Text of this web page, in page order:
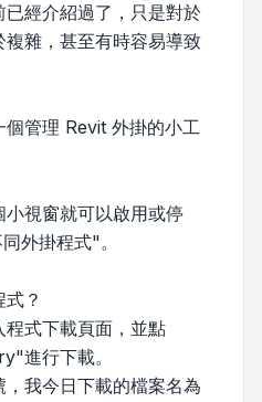
經介紹過了，只是對於
雜，甚至有時容易導致
管理 Revit 外掛的小工
視窗就可以啟用或停
外掛程式"。
？
程式下載頁面，並點
進行下載。
我今日下載的檔案名為